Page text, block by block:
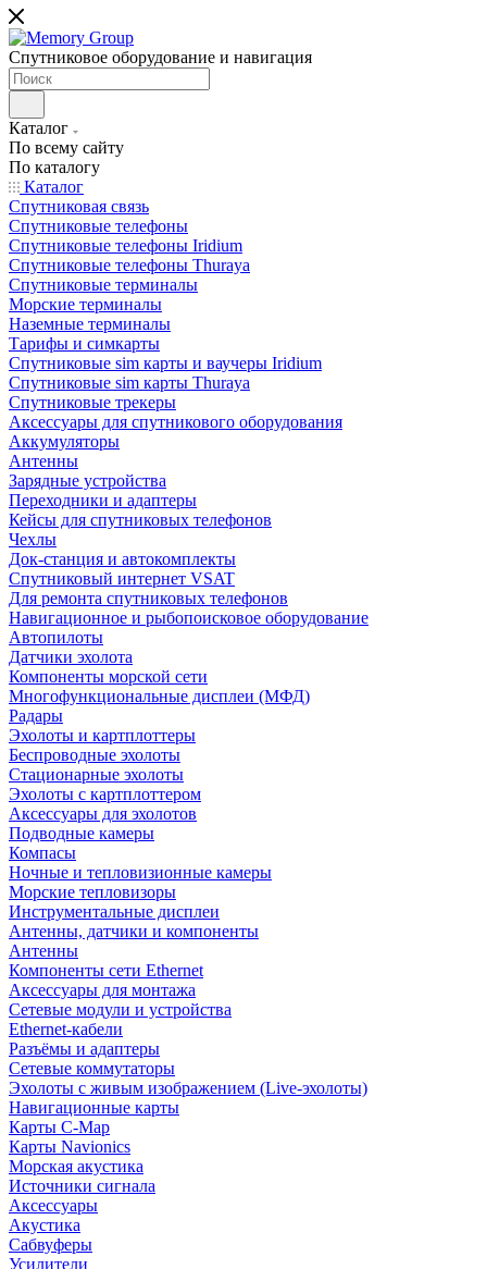
Спутниковое оборудование и навигация
Каталог
По всему сайту
По каталогу
Каталог
Спутниковая связь
Спутниковые телефоны
Спутниковые телефоны Iridium
Спутниковые телефоны Thuraya
Спутниковые терминалы
Морские терминалы
Наземные терминалы
Тарифы и симкарты
Спутниковые sim карты и ваучеры Iridium
Спутниковые sim карты Thuraya
Спутниковые трекеры
Аксессуары для спутникового оборудования
Аккумуляторы
Антенны
Зарядные устройства
Переходники и адаптеры
Кейсы для спутниковых телефонов
Чехлы
Док-станция и автокомплекты
Спутниковый интернет VSAT
Для ремонта спутниковых телефонов
Навигационное и рыбопоисковое оборудование
Автопилоты
Датчики эхолота
Компоненты морской сети
Многофункциональные дисплеи (МФД)
Радары
Эхолоты и картплоттеры
Беспроводные эхолоты
Стационарные эхолоты
Эхолоты с картплоттером
Аксессуары для эхолотов
Подводные камеры
Компасы
Ночные и тепловизионные камеры
Морские тепловизоры
Инструментальные дисплеи
Антенны, датчики и компоненты
Антенны
Компоненты сети Ethernet
Аксессуары для монтажа
Сетевые модули и устройства
Ethernet-кабели
Разъёмы и адаптеры
Сетевые коммутаторы
Эхолоты с живым изображением (Live-эхолоты)
Навигационные карты
Карты C-Map
Карты Navionics
Морская акустика
Источники сигнала
Аксессуары
Акустика
Сабвуферы
Усилители